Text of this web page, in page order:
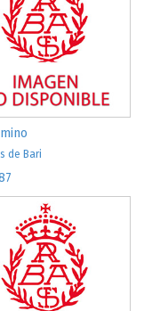
de Bari